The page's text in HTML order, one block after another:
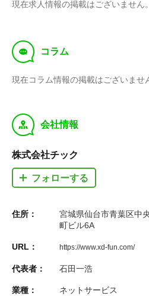
現在求人情報の掲載はございません。
f コラム
現在コラム情報の掲載はございませ
y 会社情報
株式会社チック
フォローする
住所：
宮城県仙台市青葉区中
町ビル6A
URL： https://www.xd-fun.com/
代表者： 石田一浩
業種： ネットサービス